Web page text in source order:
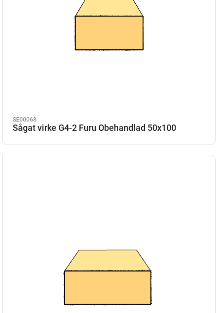
SE00068
Sågat virke G4-2 Furu Obehandlad 50x100